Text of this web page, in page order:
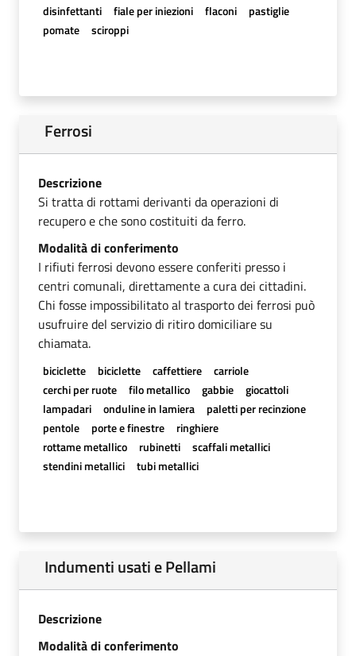
disinfettanti fiale per iniezioni flaconi
pastiglie
pomate
sciroppi
Ferrosi
Descrizione
Si tratta di rottami derivanti da operazioni di
recupero e che sono costituiti da ferro.
Modalità di conferimento
I rifiuti ferrosi devono essere conferiti presso i
centri comunali, direttamente a cura dei cittadini.
Chi fosse impossibilitato al trasporto dei ferrosi può
usufruire del servizio di ritiro domiciliare su
chiamata.
biciclette biciclette caffettiere
carriole
cerchi per ruote
filo metallico gabbie
giocattoli
lampadari
onduline in lamiera
paletti per recinzione
pentole
porte e finestre
ringhiere
rottame metallico
rubinetti
scaffali metallici
stendini metallici
tubi metallici
Indumenti usati e Pellami
Descrizione
Modalità di conferimento